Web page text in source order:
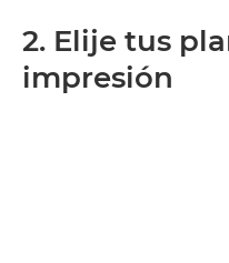
2. Elije tus
impresión